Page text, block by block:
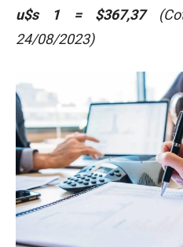
u$s 1 = $367,37
24/08/2023)